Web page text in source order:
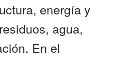
energía y
agua,
En el